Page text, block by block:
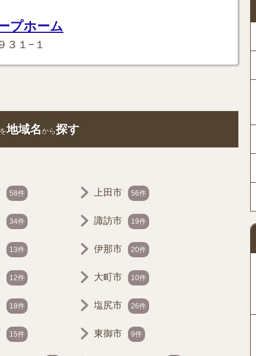
プホーム
３１−１
地域名から探す
58件 上田市 56件
34件 諏訪市 19件
13件 伊那市 20件
12件 大町市 10件
18件 塩尻市 26件
15件 東御市 9件